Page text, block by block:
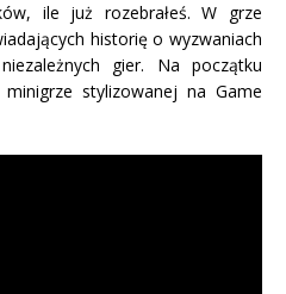
ile już rozebrałeś. W grze
historię o wyzwaniach
gier. Na początku
stylizowanej na Game